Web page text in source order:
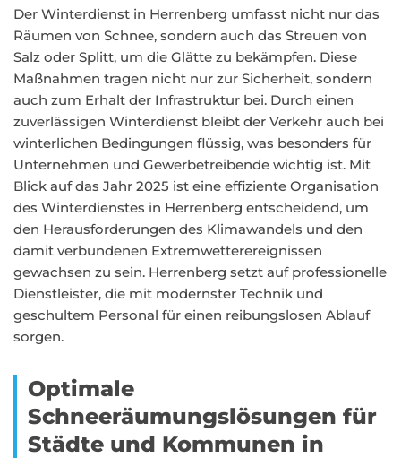
Der Winterdienst in Herrenberg umfasst nicht nur das
Räumen von Schnee, sondern auch das Streuen von
Salz oder Splitt, um die Glätte zu bekämpfen. Diese
Maßnahmen tragen nicht nur zur Sicherheit, sondern
auch zum Erhalt der Infrastruktur bei. Durch einen
zuverlässigen Winterdienst bleibt der Verkehr auch bei
winterlichen Bedingungen flüssig, was besonders für
Unternehmen und Gewerbetreibende wichtig ist. Mit
Blick auf das Jahr 2025 ist eine effiziente Organisation
des Winterdienstes in Herrenberg entscheidend, um
den Herausforderungen des Klimawandels und den
damit verbundenen Extremwetterereignissen
gewachsen zu sein. Herrenberg setzt auf professionelle
Dienstleister, die mit modernster Technik und
geschultem Personal für einen reibungslosen Ablauf
sorgen.
Optimale
Schneeräumungslösungen für
Städte und Kommunen in